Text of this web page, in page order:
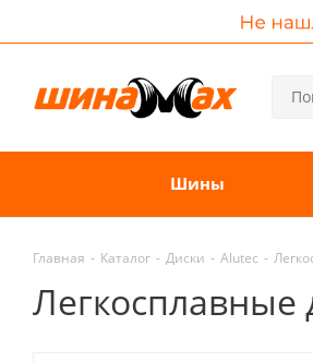
Шины
Главная - Каталог - Диски - Alutec -
Легкосплавные